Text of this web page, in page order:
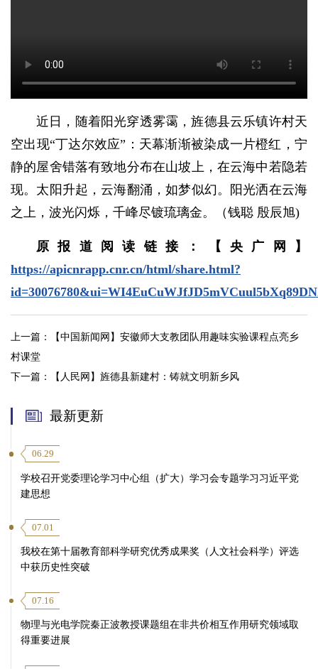
近日，随着阳光穿透雾霭，旌德县云乐镇许村天
空出现“丁达尔效应”：天幕渐渐被染成一片橙红，宁
静的屋舍错落有致地分布在山坡上，在云海中若隐若
现。太阳升起，云海翻涌，如梦似幻。阳光洒在云海
之上，波光闪烁，千峰尽镀琉璃金。（钱聪 殷辰旭)
原报道阅读链接：【央广网】
https://apicnrapp.cnr.cn/html/share.html?
上一篇：
【中国新闻网】安徽师大支教团队用趣味实验课程点亮乡
村课堂
下一篇：
【人民网】旌德县新建村：铸就文明新乡风
最新更新
06.29
学校召开党委理论学习中心组（扩大）学习会专题学习习近平党
建思想
07.01
我校在第十届教育部科学研究优秀成果奖（人文社会科学）评选
中获历史性突破
07.16
物理与光电学院秦正波教授课题组在非共价相互作用研究领域取
得重要进展